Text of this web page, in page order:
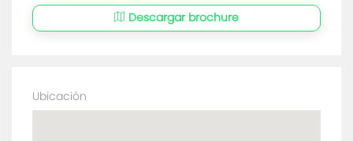
Descargar brochure
Ubicación